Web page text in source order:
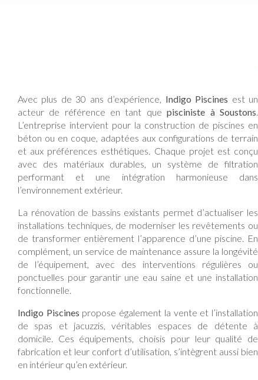
Avec plus de 30 ans d’expérience, Indigo Piscines est un
acteur de référence en tant quepisciniste à Soustons.
L’entreprise intervient pour la construction de piscines en
béton ou en coque, adaptées aux configurations de terrain
et aux préférences esthétiques. Chaque projet est conçu
avec des matériaux durables, un système de filtration
performant et une intégration harmonieuse dans
l’environnement extérieur.
La rénovation de bassins existants permet d’actualiser les
installations techniques, de moderniser les revêtements ou
de transformer entièrement l’apparence d’une piscine. En
complément, un service de maintenance assure la longévité
de l’équipement, avec des interventions régulières ou
ponctuelles pour garantir une eau saine et une installation
fonctionnelle.
Indigo Piscines propose également la vente et l’installation
de spas et jacuzzis, véritables espaces de détente à
domicile. Ces équipements, choisis pour leur qualité de
fabrication et leur confort d’utilisation, s’intègrent aussi bien
en intérieur qu’en extérieur.